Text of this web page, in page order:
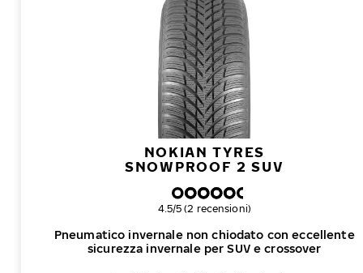
NOKIAN TYRES
SNOWPROOF 2 SUV
Pneumatico invernale non chiodato con eccellente
sicurezza invernale per SUV e crossover
Valutazione complessiva
4.5/5 (2 recensioni)